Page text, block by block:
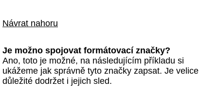
Návrat nahoru
Je možno spojovat formátovací značky?
Ano, toto je možné, na následujícím příkladu si
ukážeme jak správně tyto značky zapsat. Je velice
důležité dodržet i jejich sled.